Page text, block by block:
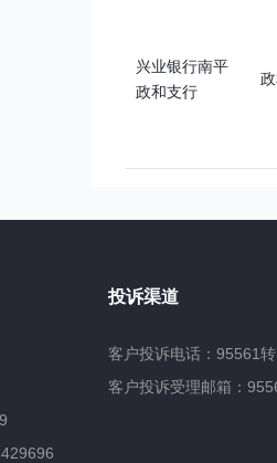
兴业银行南平
政和支行
投诉渠道
客户投诉电话：95561
客户投诉受理邮箱：